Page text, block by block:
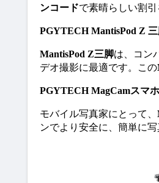
ンコードで素晴らしい割引
PGYTECH MantisPod Z
MantisPod Z三脚は、コン
デオ撮影に最適です。この
PGYTECH MagCamスマ
モバイル写真家にとって、
ンでより安全に、簡単に